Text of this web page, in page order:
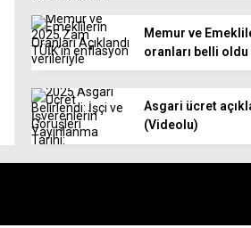
Memur ve
oranları belli oldu
Asgari ücret
(Videolu)